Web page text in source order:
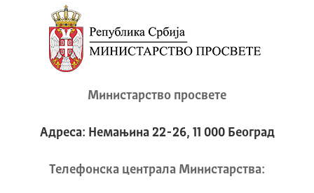
Министарство просвете
Адреса: Немањина 22-26, 11 000 Београд
Телeфонска централа Mинистарства: